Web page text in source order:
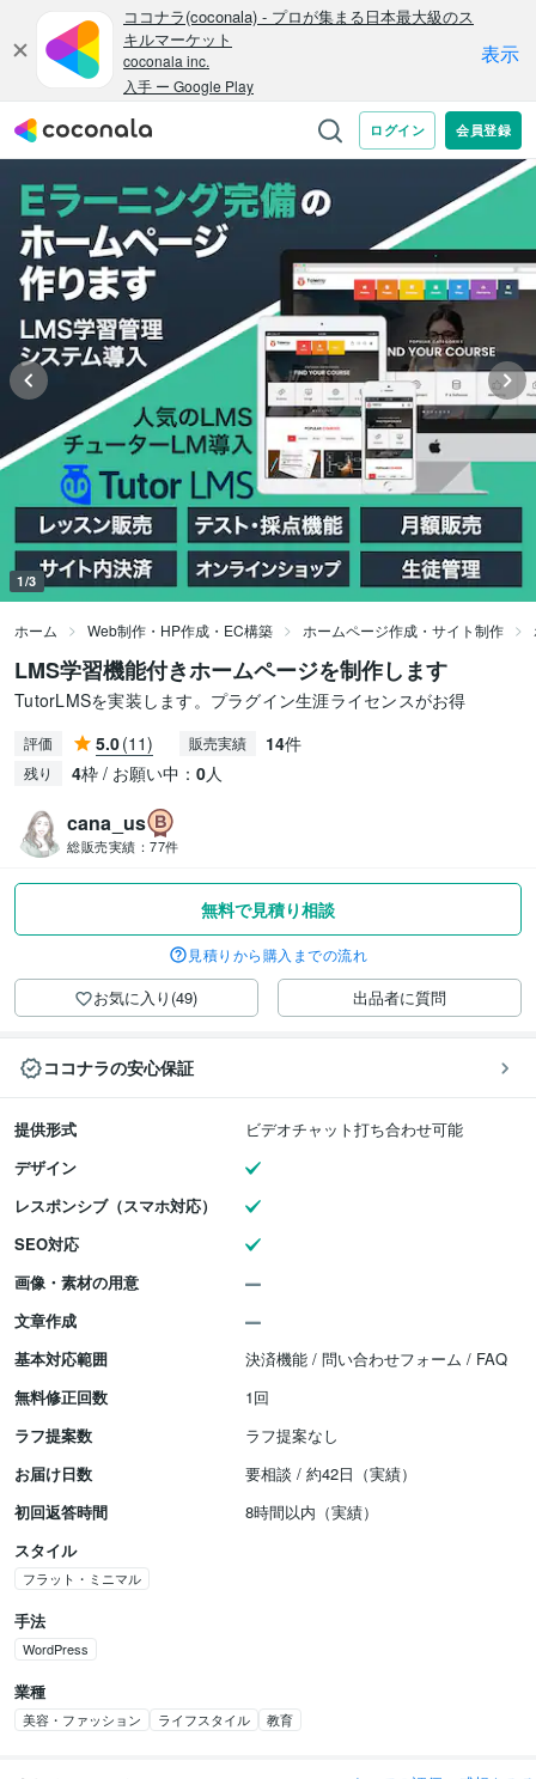
1/3
ホーム Web制作・HP作成・EC構築 ホームページ作成・サイト制作
LMS学習機能付きホームページを制作します
TutorLMSを実装します。プラグイン生涯ライセンスがお得
評価 5.0(11) 販売実績 14件
残り 4枠 / お願い中： 0人
cana_us
総販売実績： 77件
無料で見積り相談
見積りから購入までの流れ
お気に入り(49) 出品者に質問
ココナラの安心保証
提供形式
ビデオチャット打ち合わせ可能
デザイン
レスポンシブ（スマホ対応）
SEO対応
画像・素材の用意
文章作成
基本対応範囲
決済機能 / 問い合わせフォーム / FAQ
無料修正回数
1回
ラフ提案数
ラフ提案なし
お届け日数
要相談 / 約42日（実績）
初回返答時間
8時間以内（実績）
スタイル
フラット・ミニマル
手法
WordPress
業種
美容・ファッション ライフスタイル 教育